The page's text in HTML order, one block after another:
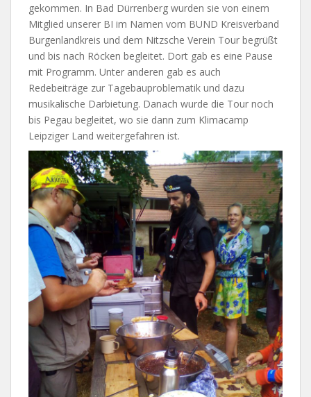
gekommen. In Bad Dürrenberg wurden sie von einem
Mitglied unserer BI im Namen vom BUND Kreisverband
Burgenlandkreis und dem Nitzsche Verein Tour begrüßt
und bis nach Röcken begleitet. Dort gab es eine Pause
mit Programm. Unter anderen gab es auch
Redebeiträge zur Tagebauproblematik und dazu
musikalische Darbietung. Danach wurde die Tour noch
bis Pegau begleitet, wo sie dann zum Klimacamp
Leipziger Land weitergefahren ist.